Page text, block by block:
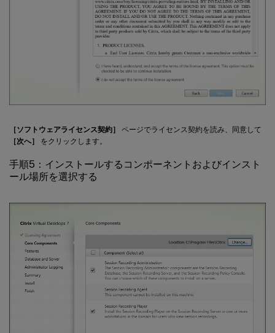
［ソフトウェアライセンス契約］
ページでライセンス契約を読み、同意して
［次へ］
をクリックします。
手順5：インストールするコンポーネントおよびインスト
ール場所を選択する